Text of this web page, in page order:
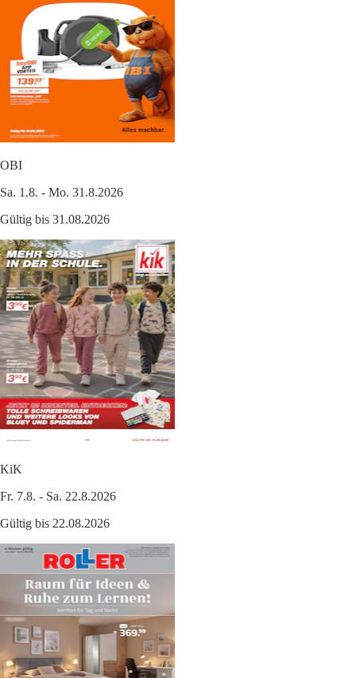
OBI
Sa. 1.8. - Mo. 31.8.2026
Gültig bis 31.08.2026
KiK
Fr. 7.8. - Sa. 22.8.2026
Gültig bis 22.08.2026